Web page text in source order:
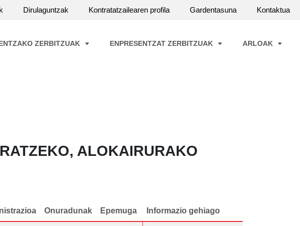
Dirulaguntzak Kontratatzailearen profila Gardentasuna Kontaktua
ZERBITZUAK ENPRESENTZAT ZERBITZUAK ARLOAK
ALOKAIRURAKO
Onuradunak Epemuga Informazio gehiago